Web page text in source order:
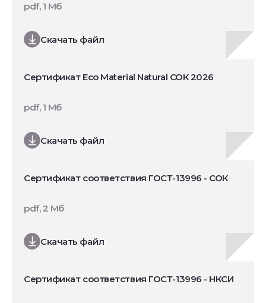
Скачать файл
pdf, 1 Мб
Сертификат Eco Material Natural СОК 2026
Скачать файл
pdf, 1 Мб
Сертификат соответствия ГОСТ-13996 - СОК
Скачать файл
pdf, 2 Мб
Сертификат соответствия ГОСТ-13996 - НКСИ